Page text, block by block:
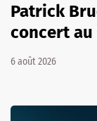
Patrick
concert au
6 août 2026